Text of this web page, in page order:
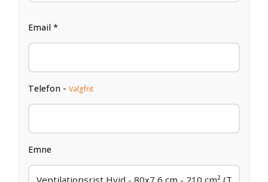
Email *
Telefon - Valgfrit
Emne